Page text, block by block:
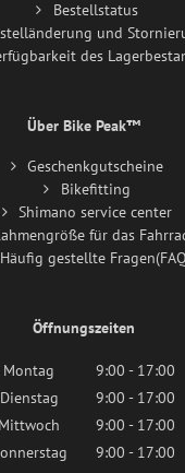
Bestellstatus
und
des
Über Bike Peak™
Geschenkgutscheine
Bikefitting
Shimano service center
für das
Häufig gestellte
Öffnungszeiten
Montag
9:00 - 17:00
Dienstag
9:00 - 17:00
Mittwoch
9:00 - 17:00
9:00 - 17:00